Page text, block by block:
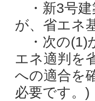
・新3号建
が、省エネ
・次の(1)
エネ適判を
への適合を
必要です。)